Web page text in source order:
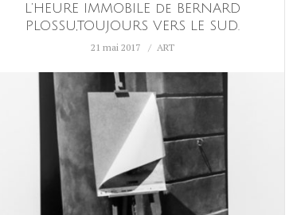
L’HEURE IMMOBILE de BERNARD
PLOSSU,TOUJOURS VERS LE SUD.
21 mai 2017 ART